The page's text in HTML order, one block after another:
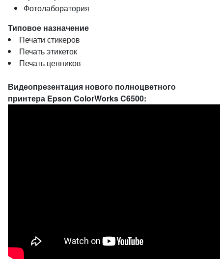
Фотолаборатория
Типовое назначение
Печати стикеров
Печать этикеток
Печать ценников
Видеопрезентация нового полноцветного
принтера Epson ColorWorks C6500: